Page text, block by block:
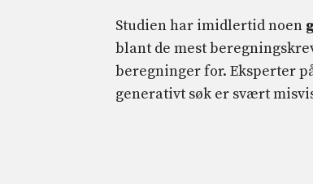
Studien har imidlertid noen
blant de mest
beregninger for. Eksperter
generativt søk er svært